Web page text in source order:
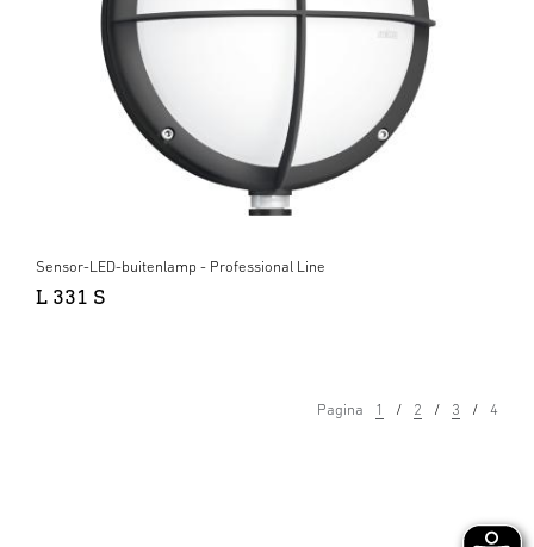
Sensor-LED-buitenlamp - Professional Line
L 331 S
Pagina 1 2 3 4